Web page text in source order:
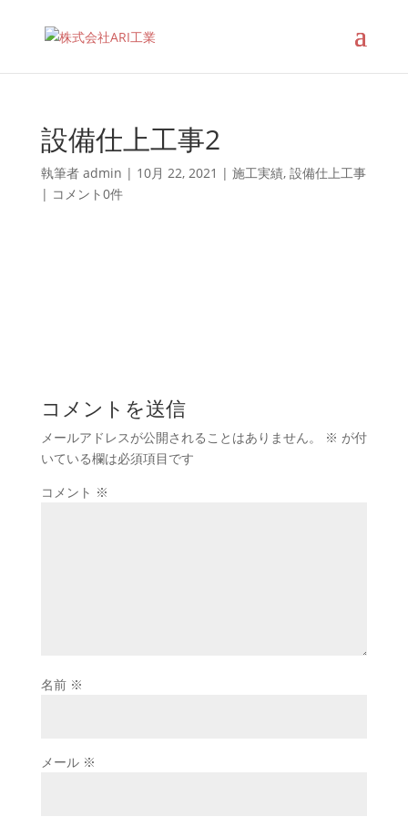
設備仕上工事2
執筆者 admin | 10月 22, 2021 | 施工実績, 設備仕上工事
| コメント0件
コメントを送信
メールアドレスが公開されることはありません。 ※ が付
いている欄は必須項目です
コメント ※
名前 ※
メール ※